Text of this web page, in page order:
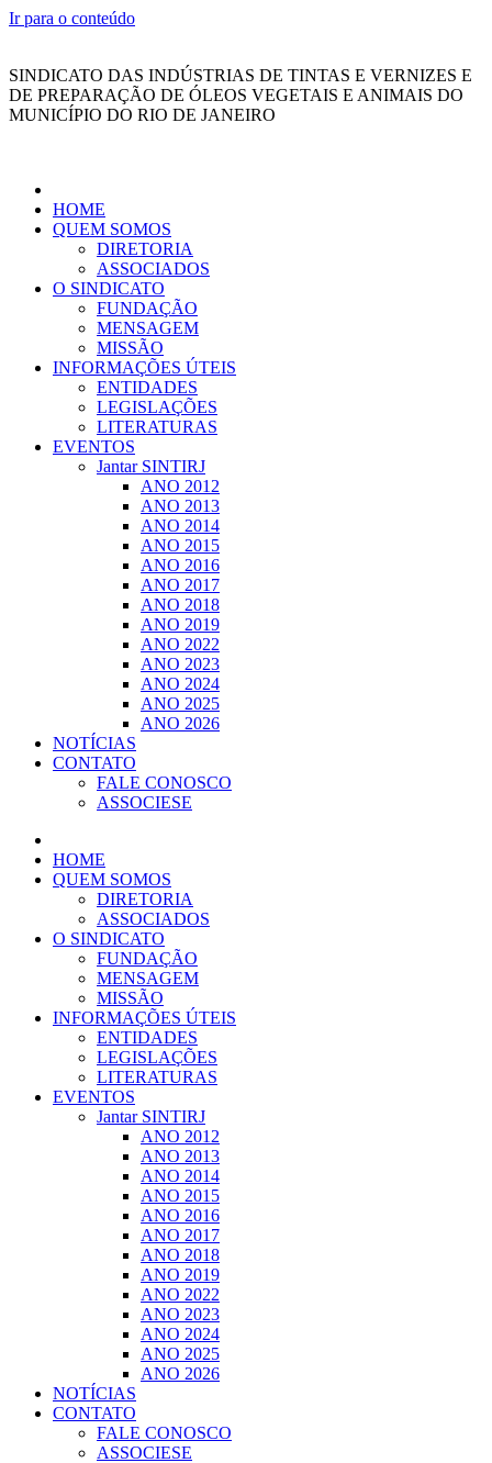
Ir para o conteúdo
SINDICATO DAS INDÚSTRIAS DE TINTAS E VERNIZES E
DE PREPARAÇÃO DE ÓLEOS VEGETAIS E ANIMAIS DO
MUNICÍPIO DO RIO DE JANEIRO
HOME
QUEM SOMOS
DIRETORIA
ASSOCIADOS
O SINDICATO
FUNDAÇÃO
MENSAGEM
MISSÃO
INFORMAÇÕES ÚTEIS
ENTIDADES
LEGISLAÇÕES
LITERATURAS
EVENTOS
Jantar SINTIRJ
ANO 2012
ANO 2013
ANO 2014
ANO 2015
ANO 2016
ANO 2017
ANO 2018
ANO 2019
ANO 2022
ANO 2023
ANO 2024
ANO 2025
ANO 2026
NOTÍCIAS
CONTATO
FALE CONOSCO
ASSOCIESE
HOME
QUEM SOMOS
DIRETORIA
ASSOCIADOS
O SINDICATO
FUNDAÇÃO
MENSAGEM
MISSÃO
INFORMAÇÕES ÚTEIS
ENTIDADES
LEGISLAÇÕES
LITERATURAS
EVENTOS
Jantar SINTIRJ
ANO 2012
ANO 2013
ANO 2014
ANO 2015
ANO 2016
ANO 2017
ANO 2018
ANO 2019
ANO 2022
ANO 2023
ANO 2024
ANO 2025
ANO 2026
NOTÍCIAS
CONTATO
FALE CONOSCO
ASSOCIESE